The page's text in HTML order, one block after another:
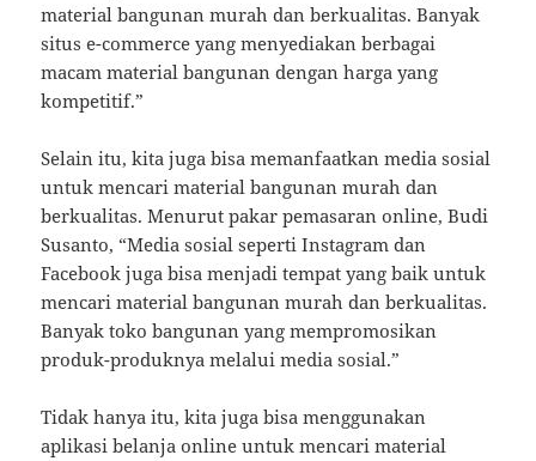
material bangunan murah dan berkualitas. Banyak
situs e-commerce yang menyediakan berbagai
macam material bangunan dengan harga yang
kompetitif.”
Selain itu, kita juga bisa memanfaatkan media sosial
untuk mencari material bangunan murah dan
berkualitas. Menurut pakar pemasaran online, Budi
Susanto, “Media sosial seperti Instagram dan
Facebook juga bisa menjadi tempat yang baik untuk
mencari material bangunan murah dan berkualitas.
Banyak toko bangunan yang mempromosikan
produk-produknya melalui media sosial.”
Tidak hanya itu, kita juga bisa menggunakan
aplikasi belanja online untuk mencari material